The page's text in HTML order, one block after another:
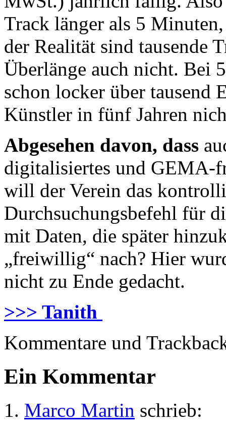
Track länger als 5
der Realität sind tausende
Überlänge auch nicht. Bei
schon locker über tausend
Künstler in fünf Jahren
Abgesehen davon, dass
digitalisiertes und GEMA-
will der Verein das
Durchsuchungsbefehl für
mit Daten, die später
„freiwillig“ nach? Hier
nicht zu Ende gedacht.
>>> Tanith
Kommentare und
Ein Kommentar
Marco Martin schrieb: